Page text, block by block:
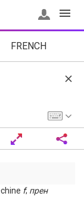
FRENCH
f; прен